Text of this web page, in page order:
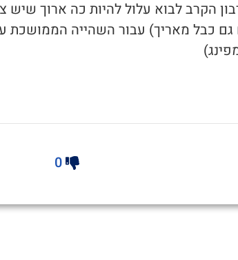
הקרב לבוא עלול להיות כה ארוך שיש
כבל מאריך) עבור השהייה הממושכת
0